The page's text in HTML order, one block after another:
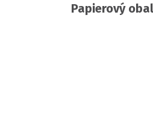
Papierový